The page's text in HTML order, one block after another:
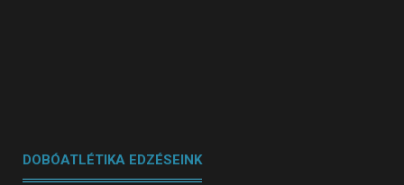
DOBÓATLÉTIKA EDZÉSEINK